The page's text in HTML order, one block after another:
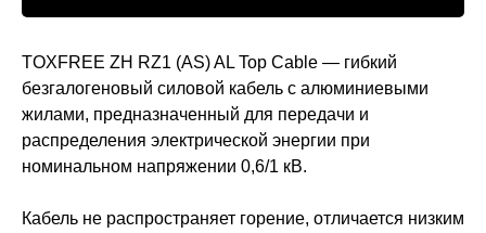
TOXFREE ZH RZ1 (AS) AL Top Cable — гибкий
безгалогеновый силовой кабель с алюминиевыми
жилами, предназначенный для передачи и
распределения электрической энергии при
номинальном напряжении 0,6/1 кВ.
Кабель не распространяет горение, отличается низким